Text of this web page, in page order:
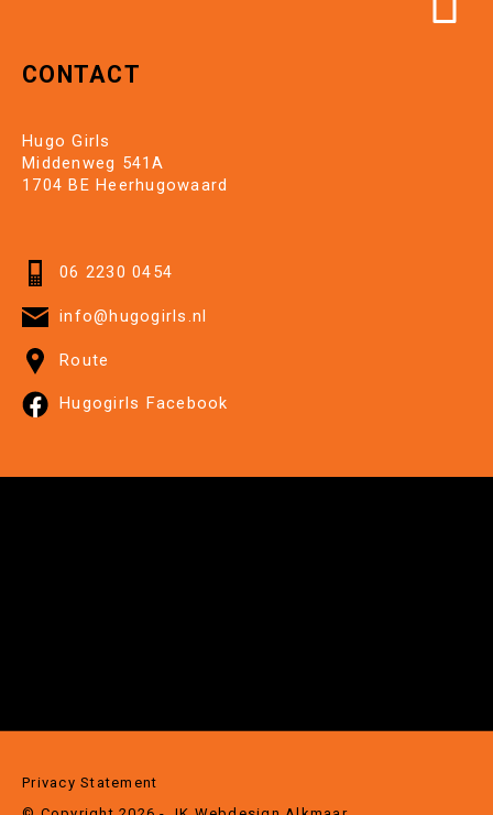
CONTACT
Hugo Girls
Middenweg 541A
1704 BE Heerhugowaard
06 2230 0454
info@hugogirls.nl
Route
Hugogirls Facebook
Privacy Statement